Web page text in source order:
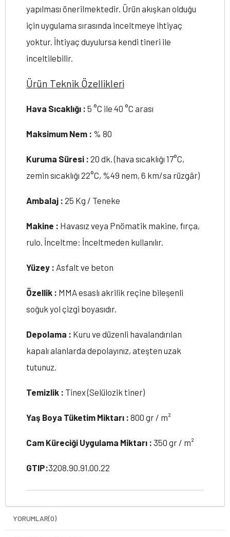
yapılması önerilmektedir. Ürün akışkan olduğu
için uygulama sırasında inceltmeye ihtiyaç
yoktur. İhtiyaç duyulursa kendi tineri ile
inceltilebilir.
Ürün Teknik Özellikleri
Hava Sıcaklığı : 5 °C ile 40 °C arası
Maksimum Nem : % 80
Kuruma Süresi : 20 dk. (hava sıcaklığı 17°C,
zemin sıcaklığı 22°C, %49 nem, 6 km/sa rüzgâr)
Ambalaj : 25 Kg / Teneke
Makine : Havasız veya Pnömatik makine, fırça,
rulo. İnceltme: İnceltmeden kullanılır.
Yüzey : Asfalt ve beton
Özellik : MMA esaslı akrilik reçine bileşenli
soğuk yol çizgi boyasıdır.
Depolama : Kuru ve düzenli havalandırılan
kapalı alanlarda depolayınız, ateşten uzak
tutunuz.
Temizlik : Tinex (Selülozik tiner)
Yaş Boya Tüketim Miktarı : 800 gr / m²
Cam Küreciği Uygulama Miktarı : 350 gr / m²
GTIP:3208.90.91.00.22
YORUMLAR(0)